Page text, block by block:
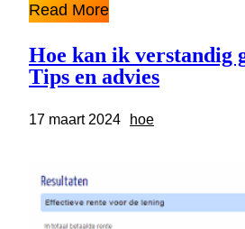
Read More
Hoe kan ik verstandig
Tips en advies
17 maart 2024 hoe